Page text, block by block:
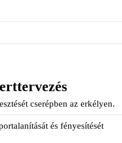
cserépben az erkélyen.
és fényesítését